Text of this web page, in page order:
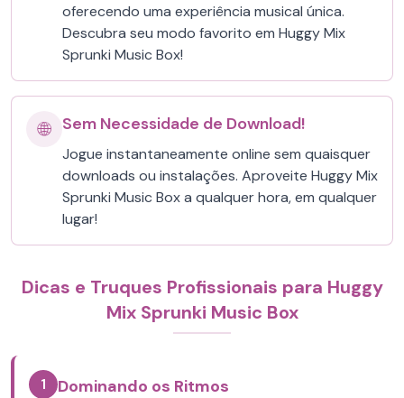
oferecendo uma experiência musical única.
Descubra seu modo favorito em Huggy Mix
Sprunki Music Box!
🌐 Sem Necessidade de Download!
Jogue instantaneamente online sem quaisquer
downloads ou instalações. Aproveite Huggy Mix
Sprunki Music Box a qualquer hora, em qualquer
lugar!
Dicas e Truques Profissionais para Huggy
Mix Sprunki Music Box
1 Dominando os Ritmos